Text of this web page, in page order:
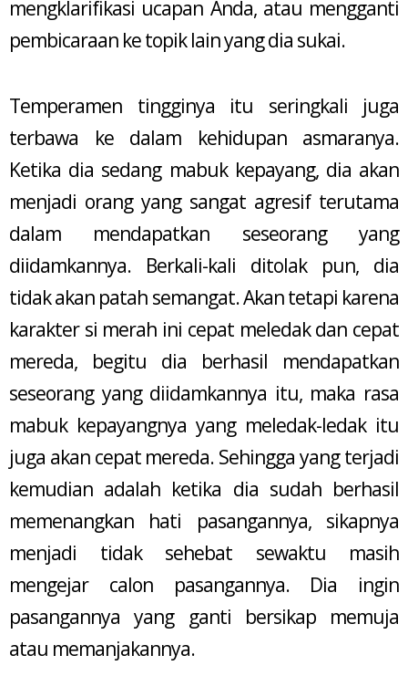
mengklarifikasi ucapan Anda, atau mengganti
pembicaraan ke topik lain yang dia sukai.
Temperamen tingginya itu seringkali juga
terbawa ke dalam kehidupan asmaranya.
Ketika dia sedang mabuk kepayang, dia akan
menjadi orang yang sangat agresif terutama
dalam mendapatkan seseorang yang
diidamkannya. Berkali-kali ditolak pun, dia
tidak akan patah semangat. Akan tetapi karena
karakter si merah ini cepat meledak dan cepat
mereda, begitu dia berhasil mendapatkan
seseorang yang diidamkannya itu, maka rasa
mabuk kepayangnya yang meledak-ledak itu
juga akan cepat mereda. Sehingga yang terjadi
kemudian adalah ketika dia sudah berhasil
memenangkan hati pasangannya, sikapnya
menjadi tidak sehebat sewaktu masih
mengejar calon pasangannya. Dia ingin
pasangannya yang ganti bersikap memuja
atau memanjakannya.